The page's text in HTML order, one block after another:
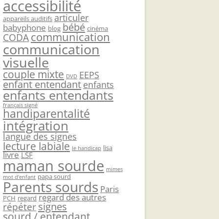
accessibilité
appareils auditifs articuler
babyphone blog bébé cinéma
CODAcommunication
communication
visuelle
couple mixte DVD EEPS
enfant entendant enfants
enfants entendants
français signé
handiparentalité
intégration
langue des signes
lecture labiale le handicap lisa
livre LSF
maman sourde mimes
mot d'enfant papa sourd
Parents sourds Paris
PCH regard regard des autres
répétersignes